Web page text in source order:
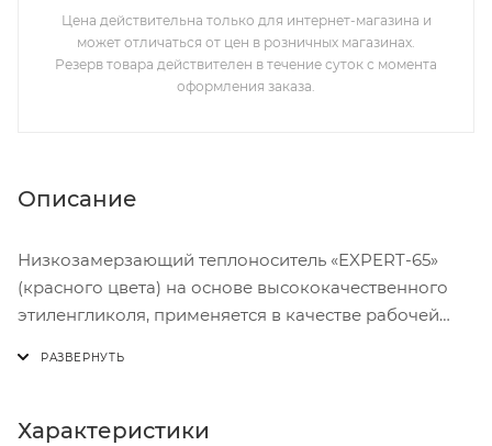
Цена действительна только для интернет-магазина и
может отличаться от цен в розничных магазинах.
Резерв товара действителен в течение суток с момента
оформления заказа.
Описание
Низкозамерзающий теплоноситель «EXPERT-65»
(красного цвета) на основе высококачественного
этиленгликоля, применяется в качестве рабочей
Специально подобранный пакет присадок в
Характеристики